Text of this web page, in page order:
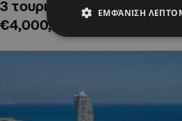
3 τουριστικά χωράφια στην
€4,000,000
ΕΜΦΆΝΙΣΗ